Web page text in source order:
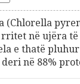
(Chlorella
rritet në ujëra
e thatë
deri në 88%